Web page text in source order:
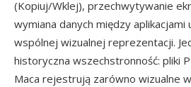
(Kopiuj/Wklej), przechwytywanie
wymiana danych między aplikacjami
wspólnej wizualnej reprezentacji.
historyczna wszechstronność: pliki
Maca rejestrują zarówno wizualne